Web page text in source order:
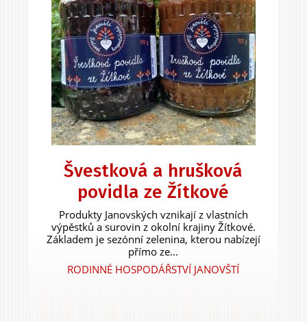
Švestková a hrušková
povidla ze Žítkové
Produkty Janovských vznikají z vlastních
výpěstků a surovin z okolní krajiny Žítkové.
Základem je sezónní zelenina, kterou nabízejí
přímo ze...
RODINNÉ HOSPODÁŘSTVÍ JANOVŠTÍ